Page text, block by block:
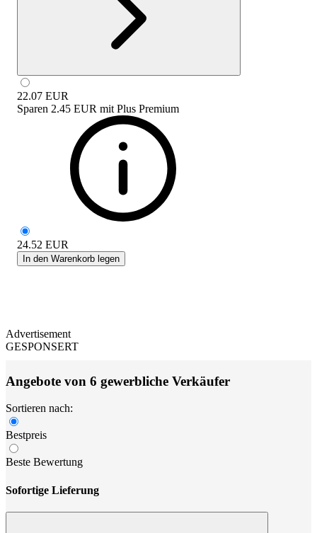
22.07 EUR
Sparen 2.45 EUR mit Plus Premium
24.52 EUR
In den Warenkorb legen
Advertisement
GESPONSERT
Angebote von 6 gewerbliche Verkäufer
Sortieren nach:
Bestpreis
Beste Bewertung
Sofortige Lieferung